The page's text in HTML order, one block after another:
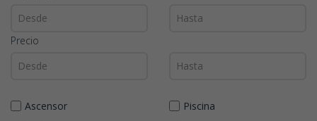
Precio
Ascensor
Piscina